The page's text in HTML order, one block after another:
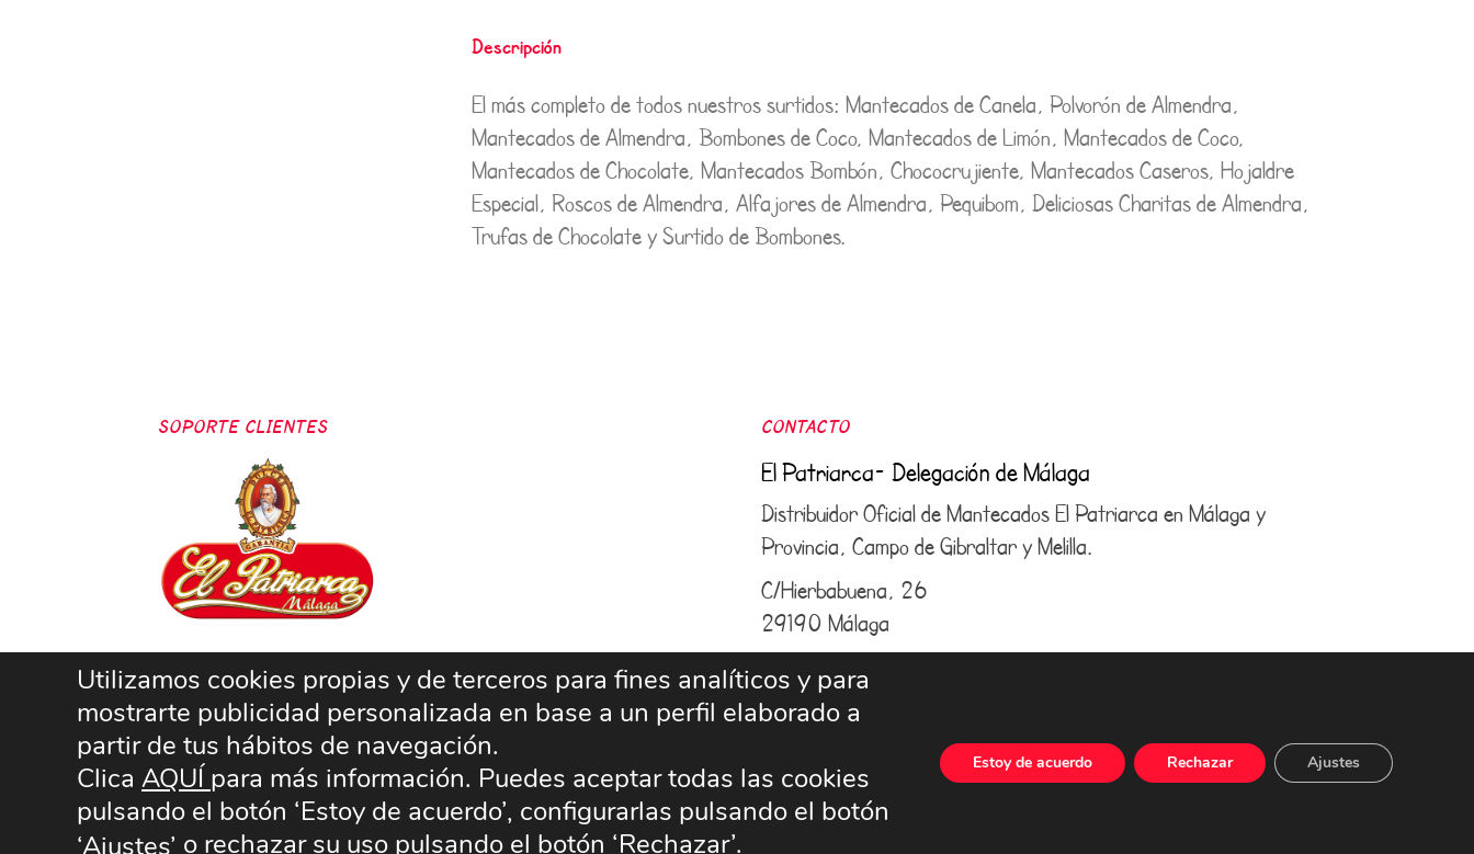
Descripción
El más completo de todos nuestros surtidos: Mantecados de Canela, Polvorón de Almendra,
Mantecados de Almendra, Bombones de Coco, Mantecados de Limón, Mantecados de Coco,
Mantecados de Chocolate, Mantecados Bombón, Chococrujiente, Mantecados Caseros, Hojaldre
Especial, Roscos de Almendra, Alfajores de Almendra, Pequibom, Deliciosas Charitas de Almendra,
Trufas de Chocolate y Surtido de Bombones.
SOPORTE CLIENTES CONTACTO
El Patriarca- Delegación de Málaga
Distribuidor Oficial de Mantecados El Patriarca en Málaga y
Provincia, Campo de Gibraltar y Melilla.
C/Hierbabuena, 26
29190 Málaga
info@elpatriarcamalaga.com
Aviso legal Envíos y devoluciones Política de Privacidad Política de Cookies Términos y Condiciones
Utilizamos cookies propias y de terceros para fines analíticos y para
mostrarte publicidad personalizada en base a un perfil elaborado a
partir de tus hábitos de navegación.
Clica AQUÍ para más información. Puedes aceptar todas las cookies
pulsando el botón ‘Estoy de acuerdo’, configurarlas pulsando el botón
‘Ajustes’ o rechazar su uso pulsando el botón ‘Rechazar’.
Estoy de acuerdo Rechazar Ajustes